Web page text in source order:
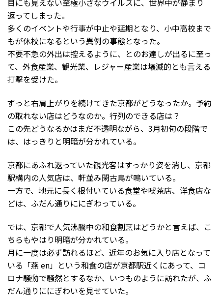
返ってしまった。
多くのイベントや行事が中止や延期となり、小中高校まで
もが休校になるという異例の事態となった。
不要不急の外出は控えるように、とのお達しが出るに至っ
て、外食産業、観光業、レジャー産業は壊滅的とも言える
打撃を受けた。
ずっと右肩上がりを続けてきた京都がどうなったか。予約
の取れない店はどうなのか。行列のできる店は？
この先どうなるかはまだ不透明ながら、3月初旬の段階で
は、はっきりと明暗が分かれている。
京都にあふれ返っていた観光客はすっかり姿を消し、京都
駅構内の人気店は、軒並み閑古鳥が鳴いている。
一方で、地元に長く根付いている食堂や喫茶店、洋食店な
どは、ふだん通りににぎわっている。
では、京都で人気沸騰中の和食割烹はどうかと言えば、こ
ちらもやはり明暗が分かれている。
月に一度は必ず訪れるほど、近年のお気に入り店となって
いる「燕 en」という和食の店が京都駅近くにあって、コ
ロナ騒動で騒然とするなか、いつものように訪れたが、ふ
だん通りににぎわいを見せていた。